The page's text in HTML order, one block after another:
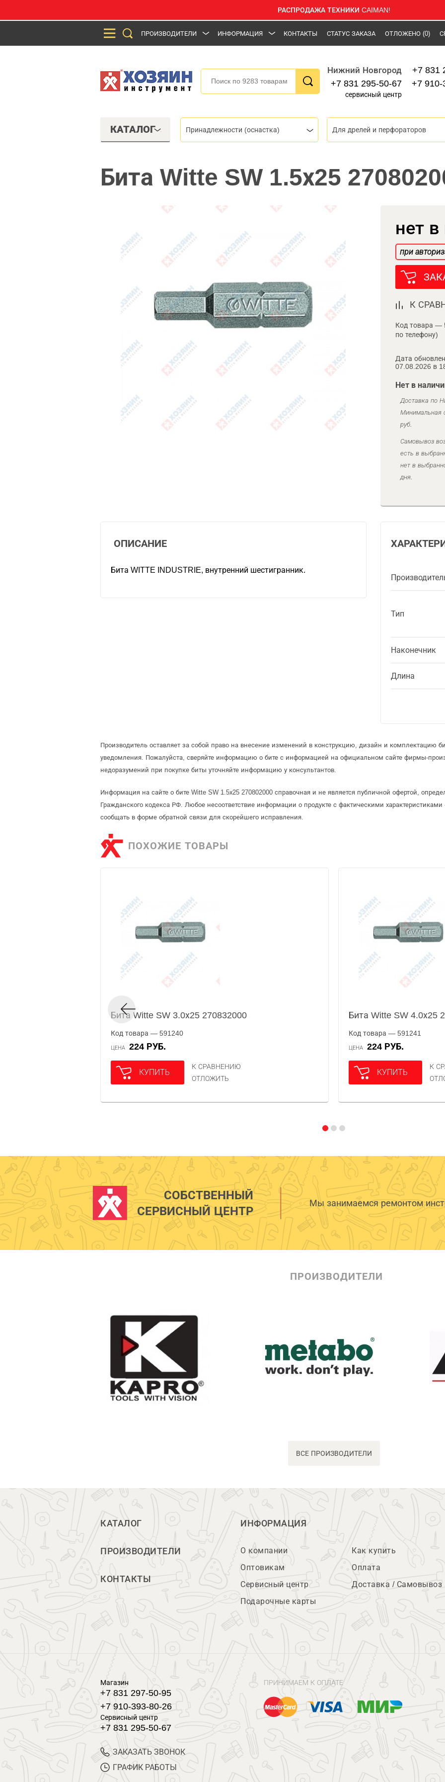
РАСПРОДАЖА ТЕХНИКИ CAIMAN!
ПРОИЗВОДИТЕЛИ ИНФОРМАЦИЯ КОНТАКТЫ СТАТУС ЗАКАЗА ОТЛОЖЕНО (0)
Нижний Новгород
+7 831 295-50-67
сервисный центр
+7 831
+7 910-
КАТАЛОГ Принадлежности (оснастка) Для дрелей и перфораторов
Бита Witte SW 1.5х25
нет
при
К
Код товара —
по телефону)
Дата
07.08.2026 в
Нет в
Доставка по
Минимальная
руб.
Самовывоз
есть в
нет в
дня.
Тип
Наконечник
Длина
ОПИСАНИЕ
Бита WITTE INDUSTRIE, внутренний шестигранник.
Производитель оставляет за собой право на внесение изменений в конструкцию, дизайн и комплектацию
уведомления. Пожалуйста, сверяйте информацию о бите с информацией на официальном сайте фирмы-
недоразумений при покупке биты уточняйте информацию у консультантов.
Информация на сайте о бите Witte SW 1.5х25 270802000 справочная и не является публичной офертой,
Гражданского кодекса РФ. Любое несоответствие информации о продукте с фактическими
сообщать в форме обратной связи для скорейшего исправления.
ПОХОЖИЕ ТОВАРЫ
Бита Witte SW 3.0х25 270832000
Код товара — 591240
ЦЕНА 224 РУБ.
КУПИТЬ
К СРАВНЕНИЮ
ОТЛОЖИТЬ
Бита Witte SW 4.0х25
Код товара — 591241
ЦЕНА 224 РУБ.
КУПИТЬ
К
СОБСТВЕННЫЙ
СЕРВИСНЫЙ ЦЕНТР
Мы занимаемся ремонтом
ПРОИЗВОДИТЕЛИ
ВСЕ ПРОИЗВОДИТЕЛИ
КАТАЛОГ
ПРОИЗВОДИТЕЛИ
КОНТАКТЫ
ИНФОРМАЦИЯ
О компании
Оптовикам
Сервисный центр
Подарочные карты
Как купить
Оплата
Доставка / Самовывоз
Магазин
+7 831 297-50-95
+7 910-393-80-26
Сервисный центр
+7 831 295-50-67
ЗАКАЗАТЬ ЗВОНОК
ГРАФИК РАБОТЫ
ПРИНИМАЕМ К ОПЛАТЕ